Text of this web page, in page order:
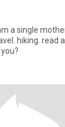
hiking. read